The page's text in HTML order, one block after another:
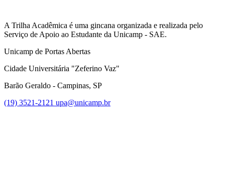
A Trilha Acadêmica é uma gincana organizada e realizada pelo
Serviço de Apoio ao Estudante da Unicamp - SAE.
Unicamp de Portas Abertas
Cidade Universitária "Zeferino Vaz"
Barão Geraldo - Campinas, SP
(19) 3521-2121 upa@unicamp.br